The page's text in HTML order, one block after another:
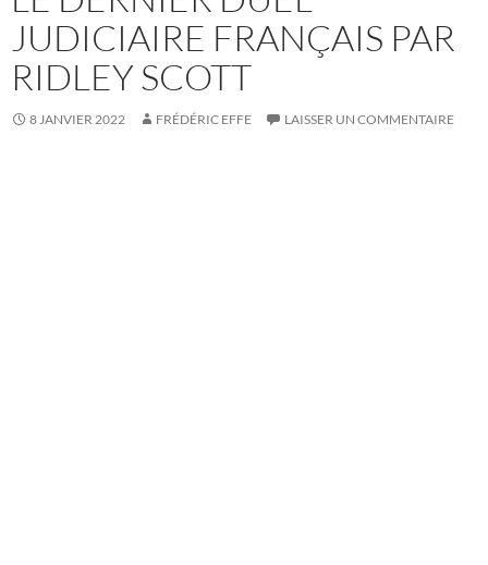
JUDICIAIRE FRANÇAIS PAR
RIDLEY SCOTT
8 JANVIER 2022 FRÉDÉRIC EFFE LAISSER UN COMMENTAIRE